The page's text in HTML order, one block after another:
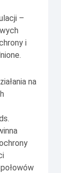
–
i
na